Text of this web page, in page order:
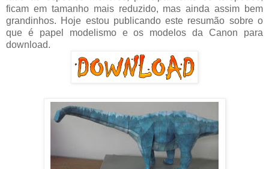
ficam em tamanho mais reduzido, mas ainda assim bem
grandinhos. Hoje estou publicando este resumão sobre o
que é papel modelismo e os modelos da Canon para
download.